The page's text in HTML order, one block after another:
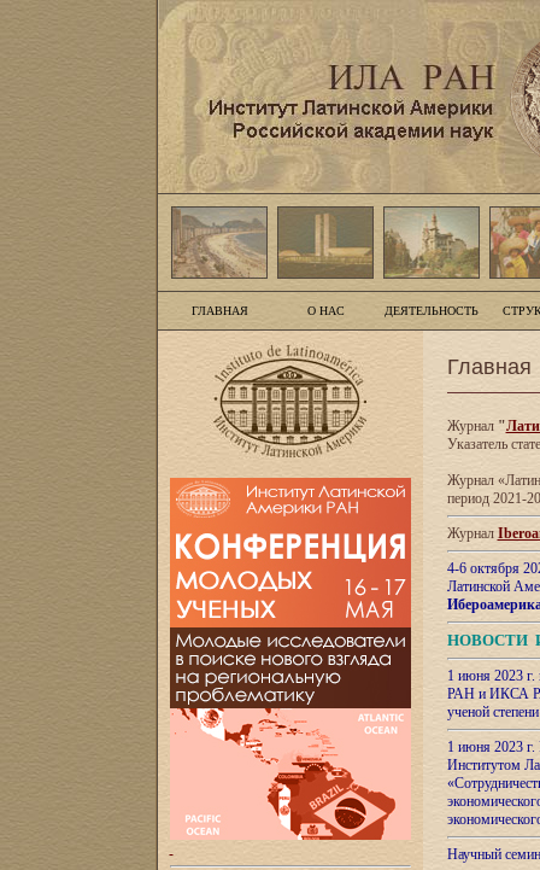
ГЛАВНАЯ О НАС ДЕЯТЕЛЬНОСТЬ
Главная
Журнал"
Указатель
Журнал
период 2021-
Журнал
4-6 октября
Латинской
НОВОСТИ
1 июня 2023
РАН и ИКСА
ученой
1 июня 2023
Институтом
Научный